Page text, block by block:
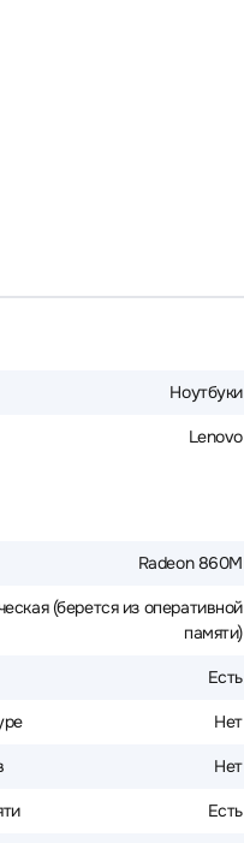
Ноутбуки
Lenovo
Radeon 860M
(берется из оперативной
памяти)
Есть
Нет
Нет
Есть